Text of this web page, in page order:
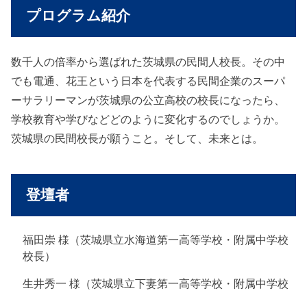
プログラム紹介
数千人の倍率から選ばれた茨城県の民間人校長。その中
でも電通、花王という日本を代表する民間企業のスーパ
ーサラリーマンが茨城県の公立高校の校長になったら、
学校教育や学びなどどのように変化するのでしょうか。
茨城県の民間校長が願うこと。そして、未来とは。
登壇者
福田崇 様（茨城県立水海道第一高等学校・附属中学校
校長）
生井秀一 様（茨城県立下妻第一高等学校・附属中学校